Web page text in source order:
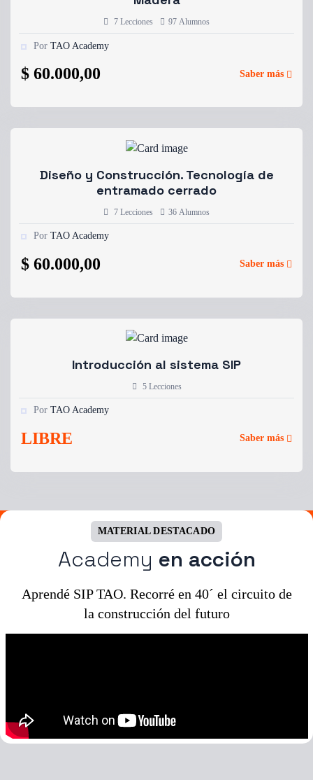
7 Lecciones 97 Alumnos
Por TAO Academy
$ 60.000,00 Saber más
Diseño y Construcción. Tecnología de
entramado cerrado
7 Lecciones 36 Alumnos
Por TAO Academy
$ 60.000,00 Saber más
Introducción al sistema SIP
5 Lecciones
Por TAO Academy
LIBRE Saber más
MATERIAL DESTACADO
Academy en acción
Aprendé SIP TAO. Recorré en 40´ el circuito de
la construcción del futuro